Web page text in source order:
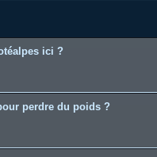
ici ?
perdre du poids ?